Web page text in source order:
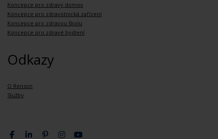
Koncepce pro zdravý domov
Koncepce pro zdravotnická zařízení
Koncepce pro zdravou školu
Koncepce pro zdravé bydlení
Odkazy
O Renson
Služby